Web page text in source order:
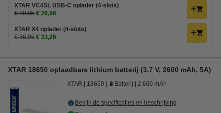
XTAR VC4SL USB-C oplader (4-slots)
€ 29,95 € 26,96
XTAR X4 oplader (4-slots)
€ 36,95 € 33,26
XTAR 18650 oplaadbare lithium batterij (3.7 V, 2600 mAh, 5A)
XTAR 18650 🔋Batterij 2.600 mAh
Bekijk de specificaties en beschrijving